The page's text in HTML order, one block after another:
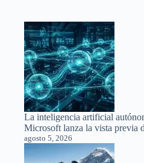
La inteligencia artificial
Microsoft lanza la vista previa
agosto 5, 2026